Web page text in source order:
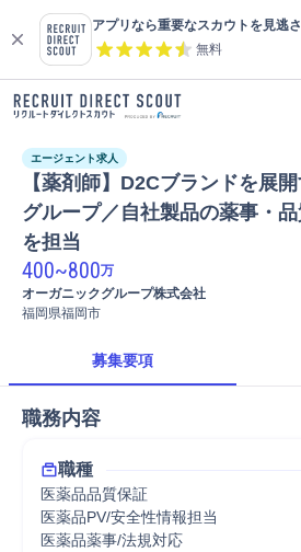
アプリなら重要なスカウトを見逃
無料
エージェント求人
【薬剤師】D2Cブランドを展
グループ／自社製品の薬事・
を担当
400~800万
オーガニックグループ株式会社
福岡県福岡市
募集要項
職務内容
職種
医薬品品質保証
医薬品PV/安全性情報担当
医薬品薬事/法規対応